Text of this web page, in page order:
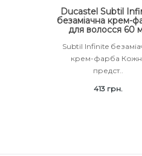
Ducastel Subtil
безаміачна крем-
для волосся 60
Subtil Infinite
крем-фарба
предст..
413 грн.